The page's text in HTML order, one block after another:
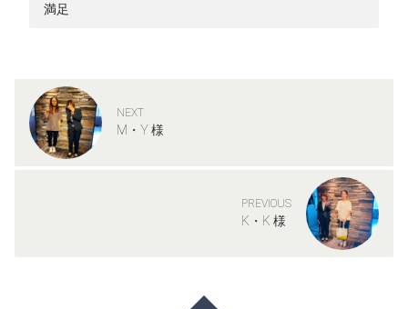
満足
NEXT
M・Y 様
PREVIOUS
K・K 様